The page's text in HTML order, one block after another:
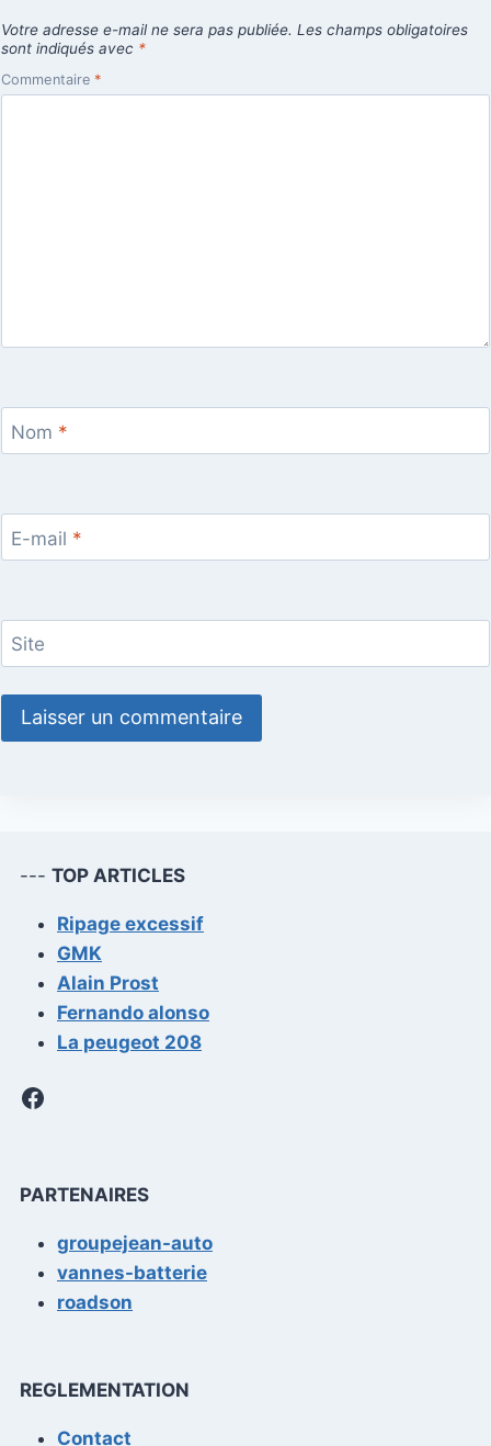
Votre adresse e-mail ne sera pas publiée. Les champs obligatoires
sont indiqués avec *
Commentaire *
Nom *
E-mail *
Site
--- TOP ARTICLES
Ripage excessif
GMK
Alain Prost
Fernando alonso
La peugeot 208
Facebook
PARTENAIRES
groupejean-auto
vannes-batterie
roadson
REGLEMENTATION
Contact